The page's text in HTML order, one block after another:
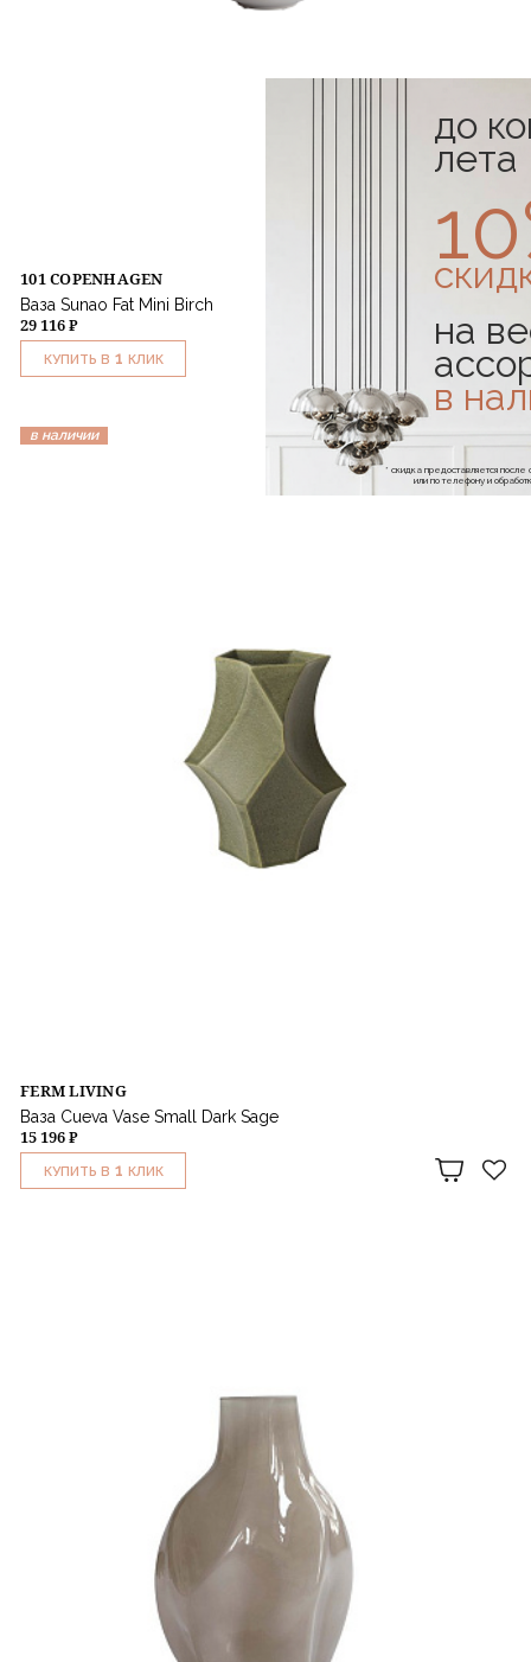
101 COPENHAGEN
Ваза Sunao Fat Mini Birch
29 116 ₽
КУПИТЬ В 1 КЛИК
в наличии
FERM LIVING
Ваза Cueva Vase Small Dark Sage
15 196 ₽
КУПИТЬ В 1 КЛИК
до
лета
на
в
* скидка предоставляется
или по телефону и